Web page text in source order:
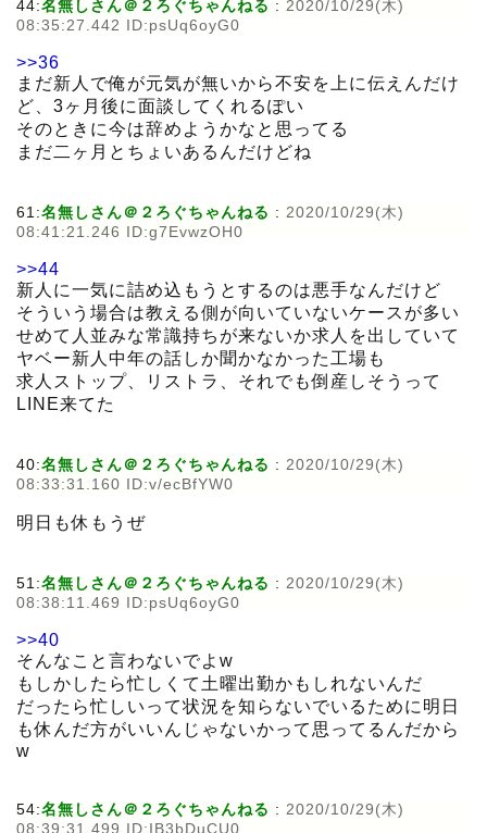
44:名無しさん＠２ろぐちゃんねる : 2020/10/29(木)
08:35:27.442 ID:psUq6oyG0
>>36
まだ新人で俺が元気が無いから不安を上に伝えんだけ
ど、3ヶ月後に面談してくれるぽい
そのときに今は辞めようかなと思ってる
まだ二ヶ月とちょいあるんだけどね
61:名無しさん＠２ろぐちゃんねる : 2020/10/29(木)
08:41:21.246 ID:g7EvwzOH0
>>44
新人に一気に詰め込もうとするのは悪手なんだけど
そういう場合は教える側が向いていないケースが多い
せめて人並みな常識持ちが来ないか求人を出していて
ヤベー新人中年の話しか聞かなかった工場も
求人ストップ、リストラ、それでも倒産しそうって
LINE来てた
40:名無しさん＠２ろぐちゃんねる : 2020/10/29(木)
08:33:31.160 ID:v/ecBfYW0
明日も休もうぜ
51:名無しさん＠２ろぐちゃんねる : 2020/10/29(木)
08:38:11.469 ID:psUq6oyG0
>>40
そんなこと言わないでよw
もしかしたら忙しくて土曜出勤かもしれないんだ
だったら忙しいって状況を知らないでいるために明日
も休んだ方がいいんじゃないかって思ってるんだから
w
54:名無しさん＠２ろぐちゃんねる : 2020/10/29(木)
08:39:31.499 ID:IB3bDuCU0